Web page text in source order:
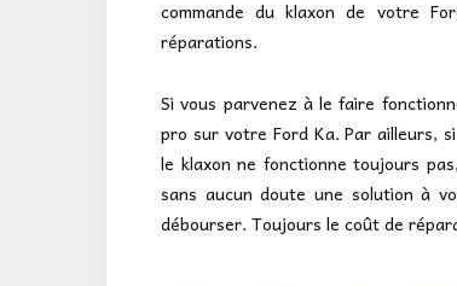
commande du klaxon de votre
réparations.
Si vous parvenez à le faire
pro sur votre Ford Ka. Par ailleurs,
le klaxon ne fonctionne toujours
sans aucun doute une solution à
débourser. Toujours le coût de